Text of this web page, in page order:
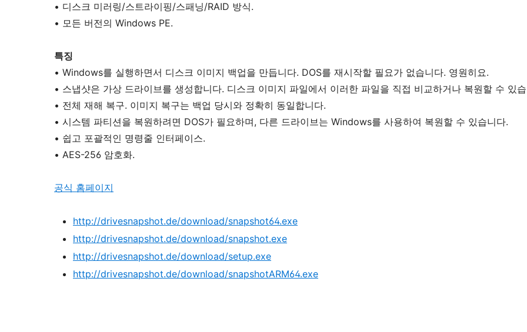
• 디스크 미러링/스트라이핑/스패닝/RAID 방식.
• 모든 버전의 Windows PE.
특징
• Windows를 실행하면서 디스크 이미지 백업을 만듭니다. DOS를 재시작할 필요가 없습니다. 영원히요.
• 스냅샷은 가상 드라이브를 생성합니다. 디스크 이미지 파일에서 이러한 파일을 직접 비교하거나 복원할 수 있
• 전체 재해 복구. 이미지 복구는 백업 당시와 정확히 동일합니다.
• 시스템 파티션을 복원하려면 DOS가 필요하며, 다른 드라이브는 Windows를 사용하여 복원할 수 있습니다.
• 쉽고 포괄적인 명령줄 인터페이스.
• AES-256 암호화.
공식 홈페이지
http://drivesnapshot.de/download/snapshot64.exe
http://drivesnapshot.de/download/snapshot.exe
http://drivesnapshot.de/download/setup.exe
http://drivesnapshot.de/download/snapshotARM64.exe